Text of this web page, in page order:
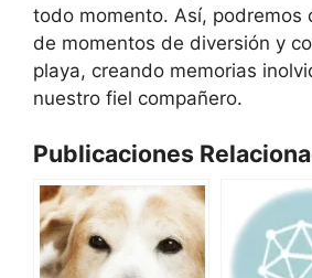
todo momento. Así, podremos
de momentos de diversión y
playa, creando memorias
nuestro fiel compañero.
Publicaciones